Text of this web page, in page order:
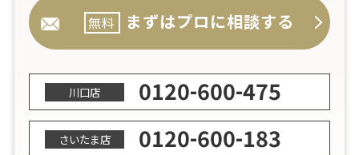
無料 まずはプロに相談する
川口店 0120-600-475
さいたま店 0120-600-183